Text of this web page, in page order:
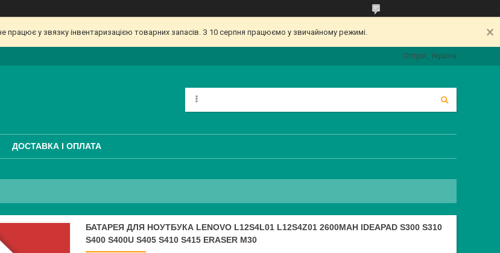
працює у звязку інвентаризацією товарних запасів. З 10 серпня працюємо у звичайному режимі.
Острог, Україна
ДОСТАВКА І ОПЛАТА
БАТАРЕЯ ДЛЯ НОУТБУКА LENOVO L12S4L01 L12S4Z01 2600MAH IDEAPAD S300 S310
S400 S400U S405 S410 S415 ERASER M30